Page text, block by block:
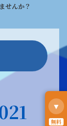
せんか？
▼
無料